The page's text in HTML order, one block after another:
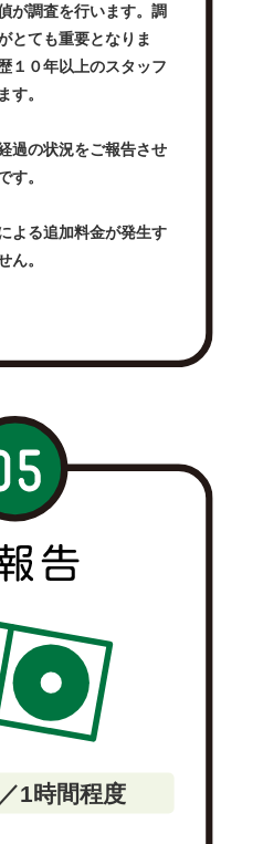
が調査を行います。調
とても重要となりま
１０年以上のスタッフ
す。
過の状況をご報告させ
す。
よる追加料金が発生す
ん。
1時間程度